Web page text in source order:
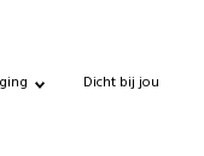
Dicht bij jou